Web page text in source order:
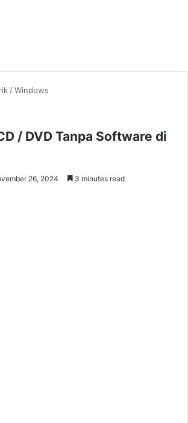
/Windows
/ DVD Tanpa Software di
26, 2024 3 minutes read